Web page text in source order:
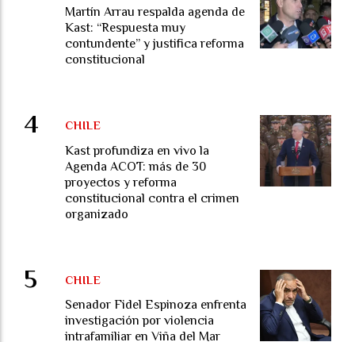
Martín Arrau respalda agenda de
Kast: “Respuesta muy
contundente” y justifica reforma
constitucional
Kast profundiza en vivo la
Agenda ACOT: más de 30
proyectos y reforma
constitucional contra el crimen
organizado
CHILE
Senador Fidel Espinoza enfrenta
investigación por violencia
intrafamiliar en Viña del Mar
CHILE